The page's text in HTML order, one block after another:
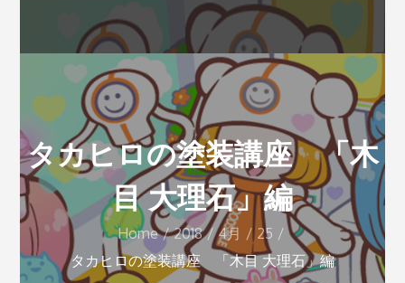
タカヒロの塗装講座 「木
目 大理石」編
Home 2018 4月
25
タカヒロの塗装講座 「木目 大理石」編